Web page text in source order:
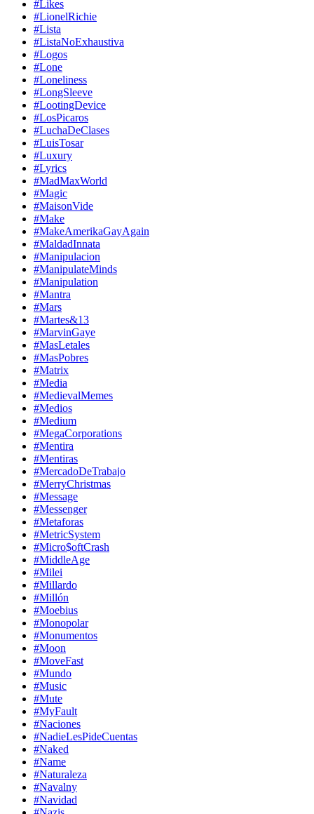
#Likes
#LionelRichie
#Lista
#ListaNoExhaustiva
#Logos
#Lone
#Loneliness
#LongSleeve
#LootingDevice
#LosPicaros
#LuchaDeClases
#LuisTosar
#Luxury
#Lyrics
#MadMaxWorld
#Magic
#MaisonVide
#Make
#MakeAmerikaGayAgain
#MaldadInnata
#Manipulacion
#ManipulateMinds
#Manipulation
#Mantra
#Mars
#Martes&13
#MarvinGaye
#MasLetales
#MasPobres
#Matrix
#Media
#MedievalMemes
#Medios
#Medium
#MegaCorporations
#Mentira
#Mentiras
#MercadoDeTrabajo
#MerryChristmas
#Message
#Messenger
#Metaforas
#MetricSystem
#Micro$oftCrash
#MiddleAge
#Milei
#Millardo
#Millón
#Moebius
#Monopolar
#Monumentos
#Moon
#MoveFast
#Mundo
#Music
#Mute
#MyFault
#Naciones
#NadieLesPideCuentas
#Naked
#Name
#Naturaleza
#Navalny
#Navidad